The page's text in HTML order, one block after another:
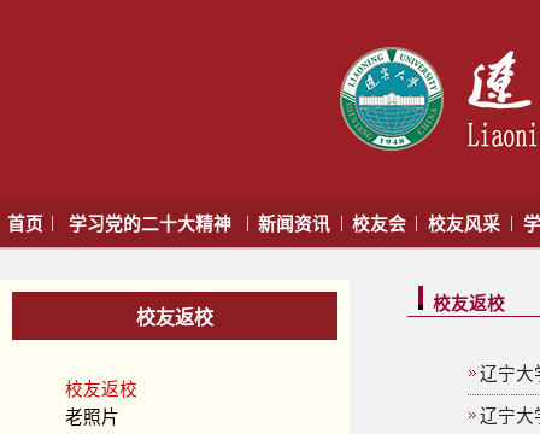
首页 | 学习党的二十大精神 | 新闻资讯 | 校友会 | 校友风采 |
校友返校
校友返校
老照片
校友返校
辽宁大
辽宁大